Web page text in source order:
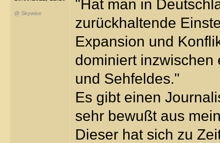
@ Skywise
"Hat man in
zurückhaltende
Expansion und
dominiert inzwischen
und Sehfeldes."
Es gibt einen
sehr bewußt aus
Dieser hat sich zu